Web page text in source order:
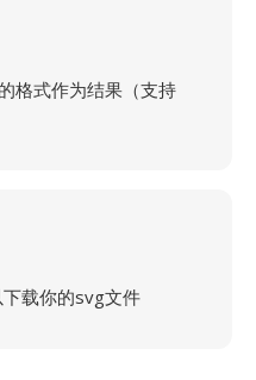
格式作为结果（支持
载你的svg文件